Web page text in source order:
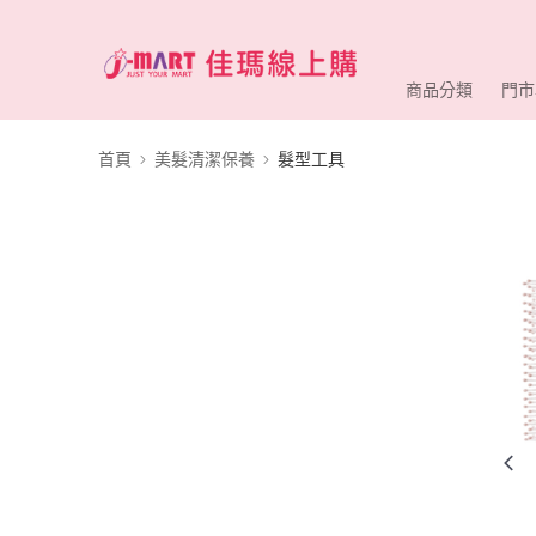
商品分類 門
首頁 美髮清潔保養 髮型工具